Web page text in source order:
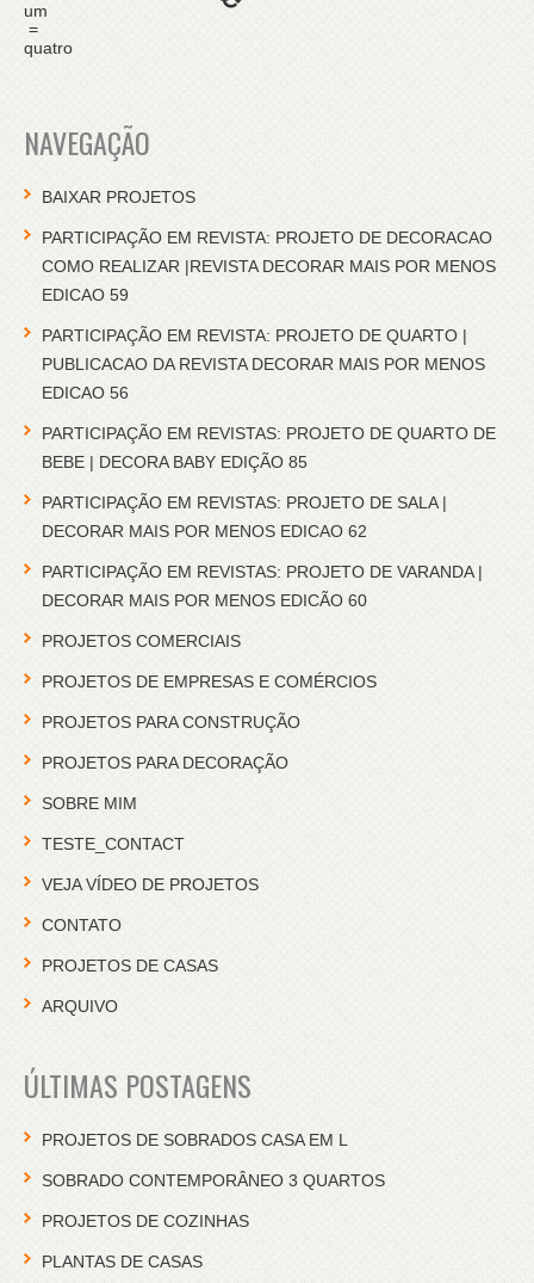
um
=
quatro
NAVEGAÇÃO
BAIXAR PROJETOS
PARTICIPAÇÃO EM REVISTA: PROJETO DE DECORACAO
COMO REALIZAR |REVISTA DECORAR MAIS POR MENOS
EDICAO 59
PARTICIPAÇÃO EM REVISTA: PROJETO DE QUARTO |
PUBLICACAO DA REVISTA DECORAR MAIS POR MENOS
EDICAO 56
PARTICIPAÇÃO EM REVISTAS: PROJETO DE QUARTO DE
BEBE | DECORA BABY EDIÇÃO 85
PARTICIPAÇÃO EM REVISTAS: PROJETO DE SALA |
DECORAR MAIS POR MENOS EDICAO 62
PARTICIPAÇÃO EM REVISTAS: PROJETO DE VARANDA |
DECORAR MAIS POR MENOS EDICÃO 60
PROJETOS COMERCIAIS
PROJETOS DE EMPRESAS E COMÉRCIOS
PROJETOS PARA CONSTRUÇÃO
PROJETOS PARA DECORAÇÃO
SOBRE MIM
TESTE_CONTACT
VEJA VÍDEO DE PROJETOS
CONTATO
PROJETOS DE CASAS
ARQUIVO
ÚLTIMAS POSTAGENS
PROJETOS DE SOBRADOS CASA EM L
SOBRADO CONTEMPORÂNEO 3 QUARTOS
PROJETOS DE COZINHAS
PLANTAS DE CASAS